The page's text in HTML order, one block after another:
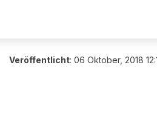
Veröffentlicht: 06 Oktober, 2018